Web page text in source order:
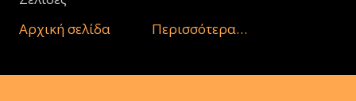
Αρχική σελίδα
Περισσότερα…